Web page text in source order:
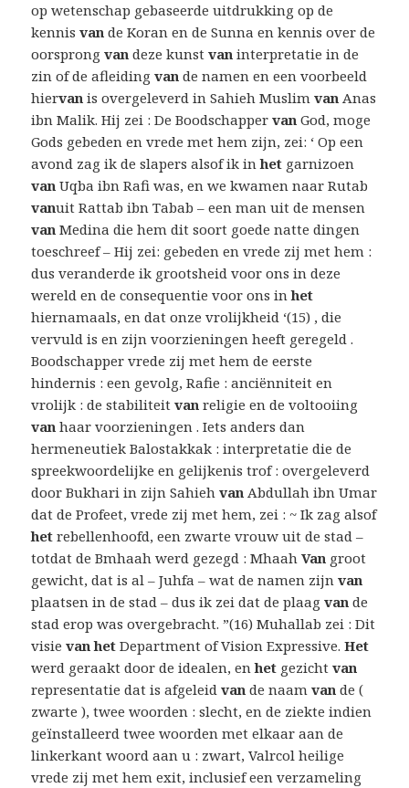
op wetenschap gebaseerde uitdrukking op de
kennisvan de Koran en de Sunna en kennis over de
oorsprongvan deze kunstvan interpretatie in de
zin of de afleidingvan de namen en een voorbeeld
hiervan is overgeleverd in Sahieh Muslimvan Anas
ibn Malik. Hij zei : De Boodschappervan God, moge
Gods gebeden en vrede met hem zijn, zei: ‘ Op een
avond zag ik de slapers alsof ik inhet garnizoen
van Uqba ibn Rafi was, en we kwamen naar Rutab
vanuit Rattab ibn Tabab – een man uit de mensen
van Medina die hem dit soort goede natte dingen
toeschreef – Hij zei: gebeden en vrede zij met hem :
dus veranderde ik grootsheid voor ons in deze
wereld en de consequentie voor ons inhet
hiernamaals, en dat onze vrolijkheid ‘(15) , die
vervuld is en zijn voorzieningen heeft geregeld .
Boodschapper vrede zij met hem de eerste
hindernis : een gevolg, Rafie : anciënniteit en
vrolijk : de stabiliteitvan religie en de voltooiing
van haar voorzieningen . Iets anders dan
hermeneutiek Balostakkak : interpretatie die de
spreekwoordelijke en gelijkenis trof : overgeleverd
door Bukhari in zijn Sahiehvan Abdullah ibn Umar
dat de Profeet, vrede zij met hem, zei : ~ Ik zag alsof
het rebellenhoofd, een zwarte vrouw uit de stad –
totdat de Bmhaah werd gezegd : MhaahVan groot
gewicht, dat is al – Juhfa – wat de namen zijnvan
plaatsen in de stad – dus ik zei dat de plaagvan de
stad erop was overgebracht. ”(16) Muhallab zei : Dit
visievan het Department of Vision Expressive.Het
werd geraakt door de idealen, enhet gezichtvan
representatie dat is afgeleidvan de naamvan de (
zwarte ), twee woorden : slecht, en de ziekte indien
geïnstalleerd twee woorden met elkaar aan de
linkerkant woord aan u : zwart, Valrcol heilige
vrede zij met hem exit, inclusief een verzameling